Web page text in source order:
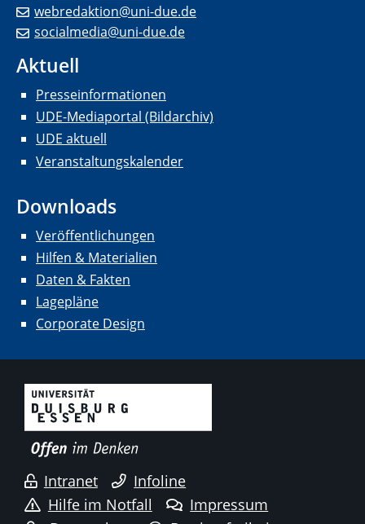
webredaktion@uni-due.de
socialmedia@uni-due.de
Aktuell
Presseinformationen
UDE-Mediaportal (Bildarchiv)
UDE aktuell
Veranstaltungskalender
Downloads
Veröffentlichungen
Hilfen & Materialien
Daten & Fakten
Lagepläne
Corporate Design
Intranet
Infoline
Hilfe im Notfall
Impressum